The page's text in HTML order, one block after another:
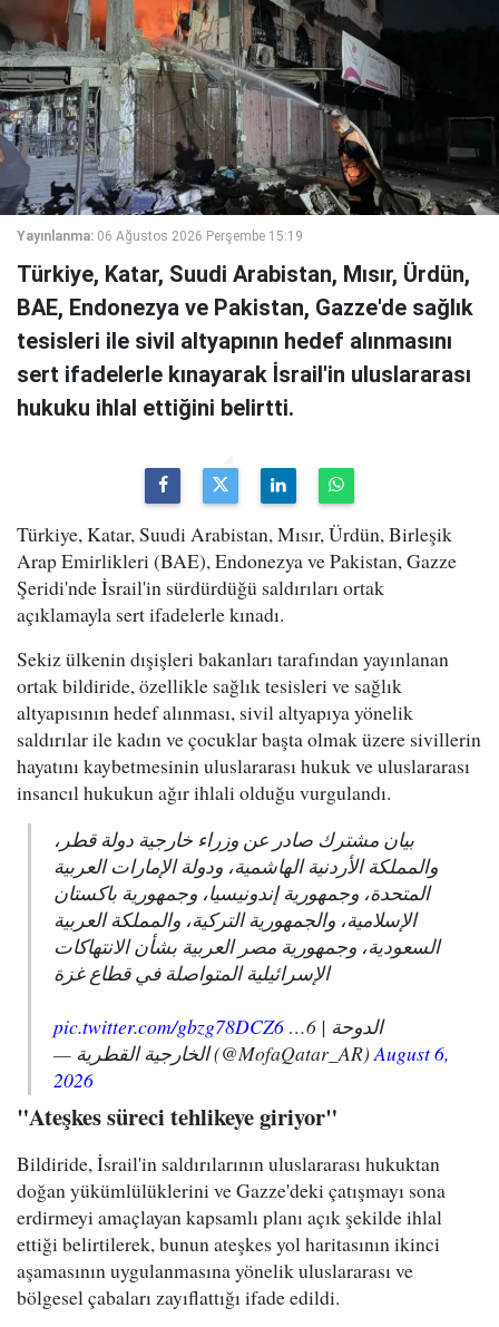
Yayınlanma: 06 Ağustos 2026 Perşembe 15:19
Türkiye, Katar, Suudi Arabistan, Mısır, Ürdün,
BAE, Endonezya ve Pakistan, Gazze'de sağlık
tesisleri ile sivil altyapının hedef alınmasını
sert ifadelerle kınayarak İsrail'in uluslararası
hukuku ihlal ettiğini belirtti.
Türkiye, Katar, Suudi Arabistan, Mısır, Ürdün, Birleşik
Arap Emirlikleri (BAE), Endonezya ve Pakistan, Gazze
Şeridi'nde İsrail'in sürdürdüğü saldırıları ortak
açıklamayla sert ifadelerle kınadı.
Sekiz ülkenin dışişleri bakanları tarafından yayınlanan
ortak bildiride, özellikle sağlık tesisleri ve sağlık
altyapısının hedef alınması, sivil altyapıya yönelik
saldırılar ile kadın ve çocuklar başta olmak üzere sivillerin
hayatını kaybetmesinin uluslararası hukuk ve uluslararası
insancıl hukukun ağır ihlali olduğu vurgulandı.
بيان مشترك صادر عن وزراء خارجية دولة قطر،
والمملكة الأردنية الهاشمية، ودولة الإمارات العربية
المتحدة، وجمهورية إندونيسيا، وجمهورية باكستان
الإسلامية، والجمهورية التركية، والمملكة العربية
السعودية، وجمهورية مصر العربية بشأن الانتهاكات
الإسرائيلية المتواصلة في قطاع غزة
الدوحة | 6…
pic.twitter.com/gbzg78DCZ6
— الخارجية القطرية (@MofaQatar_AR)August 6,
2026
"Ateşkes süreci tehlikeye giriyor"
Bildiride, İsrail'in saldırılarının uluslararası hukuktan
doğan yükümlülüklerini ve Gazze'deki çatışmayı sona
erdirmeyi amaçlayan kapsamlı planı açık şekilde ihlal
ettiği belirtilerek, bunun ateşkes yol haritasının ikinci
aşamasının uygulanmasına yönelik uluslararası ve
bölgesel çabaları zayıflattığı ifade edildi.